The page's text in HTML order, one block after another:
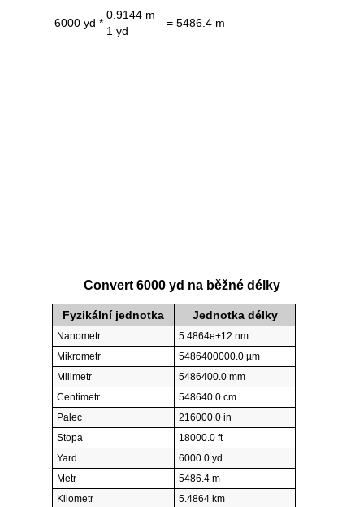
6000 yd *
0.9144 m
= 5486.4 m
1 yd
Convert 6000 yd na běžné délky
Fyzikální jednotka Jednotka délky
Nanometr
5.4864e+12 nm
Mikrometr
5486400000.0 µm
Milimetr
5486400.0 mm
Centimetr
548640.0 cm
Palec
216000.0 in
Stopa
18000.0 ft
Yard
6000.0 yd
Metr
5486.4 m
Kilometr
5.4864 km